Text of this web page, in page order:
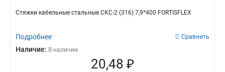
Стяжки кабельные стальные СКС-2 (316) 7,9*400 FORTISFLEX
Подробнее Сравнить
Наличие: В наличии
20,48 ₽